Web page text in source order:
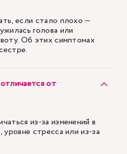
если стало плохо —
голова или
Об этих симптомах
от
из-за изменений в
стресса или из-за